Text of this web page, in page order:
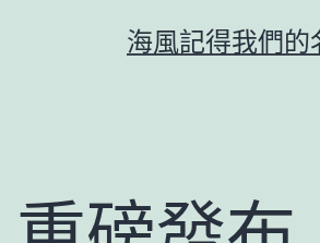
海風記得我們的